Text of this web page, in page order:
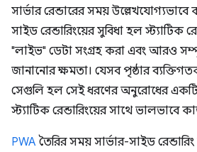
সার্ভার রেন্ডারের সময় উল্লেখযোগ্যভাবে
সাইড রেন্ডারিংয়ের সুবিধা হল স্ট্যাটিক
"লাইভ" ডেটা সংগ্রহ করা এবং আরও
জানানোর ক্ষমতা। যেসব পৃষ্ঠার
সেগুলি হল সেই ধরণের অনুরোধের একটি
স্ট্যাটিক রেন্ডারিংয়ের সাথে ভালভাবে
PWA তৈরির সময় সার্ভার-সাইড রেন্ডারিং